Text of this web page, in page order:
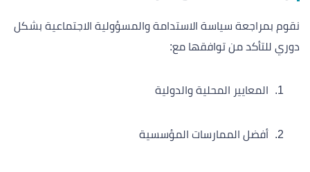
نقوم بمراجعة سياسة الاستدامة والمسؤولية الاجتماعية بشكل
دوري للتأكد من توافقها مع:
المعايير المحلية والدولية
أفضل الممارسات المؤسسية